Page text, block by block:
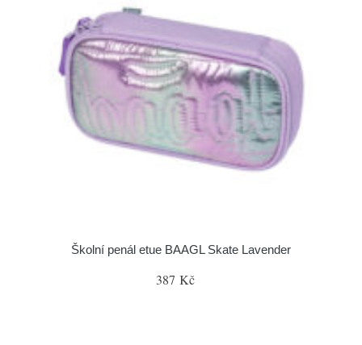
Školní penál etue BAAGL Skate Lavender
387 Kč